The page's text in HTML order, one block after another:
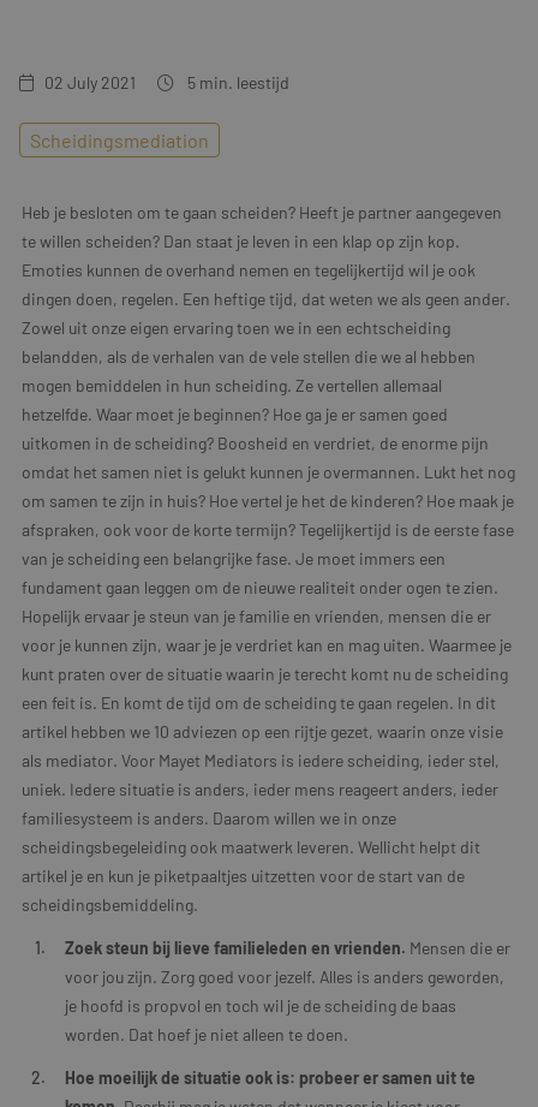
Blogs
Documenten
Contact
02 July 2021 5min. leestijd
Scheidingsmediation
Heb je besloten om te gaan scheiden? Heeft je partner aangegeven
te willen scheiden? Dan staat je leven in een klap op zijn kop.
Emoties kunnen de overhand nemen en tegelijkertijd wil je ook
dingen doen, regelen. Een heftige tijd, dat weten we als geen ander.
Zowel uit onze eigen ervaring toen we in een echtscheiding
belandden, als de verhalen van de vele stellen die we al hebben
mogen bemiddelen in hun scheiding. Ze vertellen allemaal
hetzelfde. Waar moet je beginnen? Hoe ga je er samen goed
uitkomen in de scheiding? Boosheid en verdriet, de enorme pijn
omdat het samen niet is gelukt kunnen je overmannen. Lukt het nog
om samen te zijn in huis? Hoe vertel je het de kinderen? Hoe maak je
afspraken, ook voor de korte termijn? Tegelijkertijd is de eerste fase
van je scheiding een belangrijke fase. Je moet immers een
fundament gaan leggen om de nieuwe realiteit onder ogen te zien.
Hopelijk ervaar je steun van je familie en vrienden, mensen die er
voor je kunnen zijn, waar je je verdriet kan en mag uiten. Waarmee je
kunt praten over de situatie waarin je terecht komt nu de scheiding
een feit is. En komt de tijd om de scheiding te gaan regelen. In dit
artikel hebben we 10 adviezen op een rijtje gezet, waarin onze visie
als mediator. Voor Mayet Mediators is iedere scheiding, ieder stel,
uniek. Iedere situatie is anders, ieder mens reageert anders, ieder
familiesysteem is anders. Daarom willen we in onze
scheidingsbegeleiding ook maatwerk leveren. Wellicht helpt dit
artikel je en kun je piketpaaltjes uitzetten voor de start van de
scheidingsbemiddeling.
Zoek steun bij lieve familieleden en vrienden. Mensen die er
voor jou zijn. Zorg goed voor jezelf. Alles is anders geworden,
je hoofd is propvol en toch wil je de scheiding de baas
worden. Dat hoef je niet alleen te doen.
Hoe moeilijk de situatie ook is: probeer er samen uit te